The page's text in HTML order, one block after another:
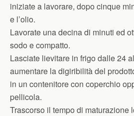
iniziate a lavorare, dopo cinque
e l’olio.
Lavorate una decina di minuti ed
sodo e compatto.
Lasciate lievitare in frigo dalle 24
aumentare la digiribilità del
in un contenitore con coperchio
pellicola.
Trascorso il tempo di maturazione